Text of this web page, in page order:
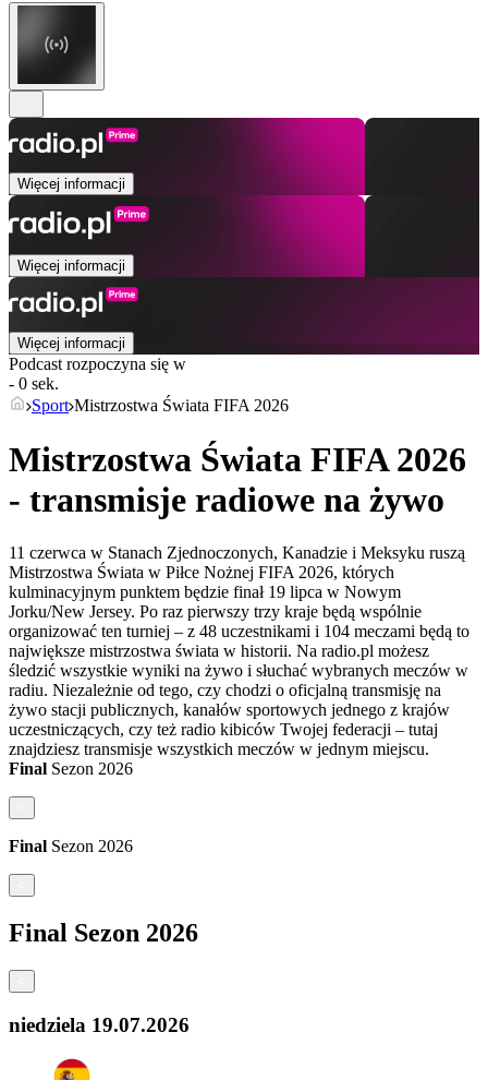
Więcej informacji
Więcej informacji
Więcej informacji
Podcast rozpoczyna się w
- 0 sek.
Sport Mistrzostwa Świata FIFA 2026
Mistrzostwa Świata FIFA 2026
- transmisje radiowe na żywo
11 czerwca w Stanach Zjednoczonych, Kanadzie i Meksyku ruszą
Mistrzostwa Świata w Piłce Nożnej FIFA 2026, których
kulminacyjnym punktem będzie finał 19 lipca w Nowym
Jorku/New Jersey. Po raz pierwszy trzy kraje będą wspólnie
organizować ten turniej – z 48 uczestnikami i 104 meczami będą to
największe mistrzostwa świata w historii. Na radio.pl możesz
śledzić wszystkie wyniki na żywo i słuchać wybranych meczów w
radiu. Niezależnie od tego, czy chodzi o oficjalną transmisję na
żywo stacji publicznych, kanałów sportowych jednego z krajów
uczestniczących, czy też radio kibiców Twojej federacji – tutaj
znajdziesz transmisje wszystkich meczów w jednym miejscu.
Final Sezon 2026
Final Sezon 2026
Final Sezon 2026
niedziela 19.07.2026